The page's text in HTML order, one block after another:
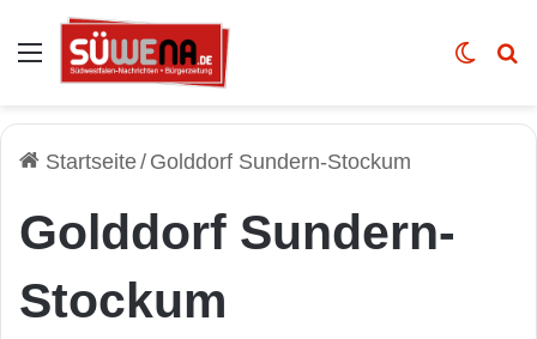
Auswahl Skin
Startseite/ Golddorf Sundern-Stockum
Golddorf Sundern-
Stockum